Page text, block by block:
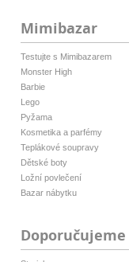
Mimibazar
Testujte s Mimibazarem
Monster High
Barbie
Lego
Pyžama
Kosmetika a parfémy
Teplákové soupravy
Dětské boty
Ložní povlečení
Bazar nábytku
Doporučujeme